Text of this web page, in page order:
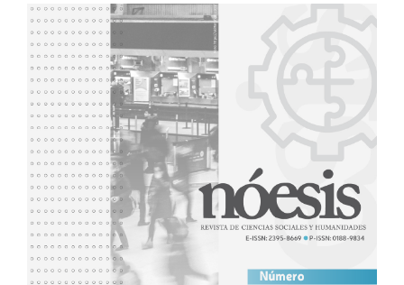
Barra
lateral
del
artículo